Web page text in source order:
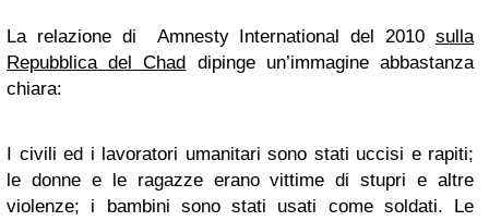
La relazione di Amnesty International del 2010 sulla
Repubblica del Chad dipinge un’immagine abbastanza
chiara:
I civili ed i lavoratori umanitari sono stati uccisi e rapiti;
le donne e le ragazze erano vittime di stupri e altre
violenze; i bambini sono stati usati come soldati. Le